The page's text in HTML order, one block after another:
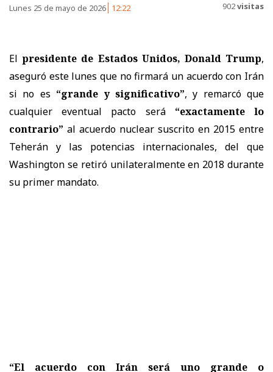
Lunes 25 de mayo de 2026 12:22 902visitas
Elpresidente de Estados Unidos, Donald Trump,
aseguró este lunes que no firmará un acuerdo con Irán
si no es “grande y significativo”, y remarcó que
cualquier eventual pacto será “exactamente lo
contrario” al acuerdo nuclear suscrito en 2015 entre
Teherán y las potencias internacionales, del que
Washington se retiró unilateralmente en 2018 durante
su primer mandato.
“El acuerdo con Irán será uno grande o